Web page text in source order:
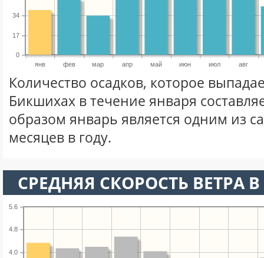
янв фев мар апр май июн июл авг
0
17
34
Количество осадков, которое
Бикшихах в течение января
образом январь является одним из
месяцев в году.
СРЕДНЯЯ СКОРОСТЬ ВЕТРА
4.0
4.8
5.6